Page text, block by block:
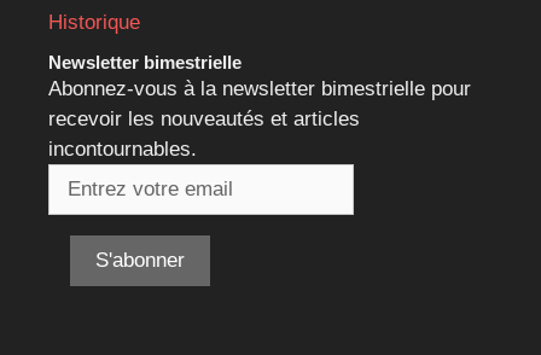
Historique
Newsletter bimestrielle
Abonnez-vous à la newsletter bimestrielle pour
recevoir les nouveautés et articles
incontournables.